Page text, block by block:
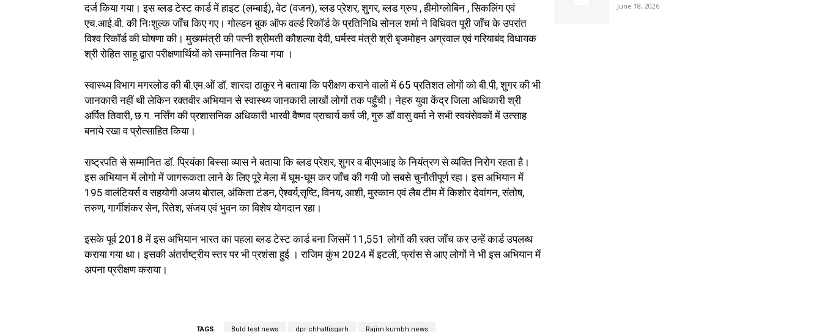
दर्ज किया गया। इस ब्लड टेस्ट कार्ड में हाइट (लम्बाई), वेट (वजन), ब्लड प्रेशर, शुगर, ब्लड ग्रुप , हीमोग्लोबिन , सिकलिंग एवं
एच.आई.वी. की निःशुल्क जाँच किए गए। गोल्डन बुक ऑफ वर्ल्ड रिकॉर्ड के प्रतिनिधि सोनल शर्मा ने विधिवत पूरी जाँच के उपरांत
विश्व रिकॉर्ड की घोषणा की। मुख्यमंत्री की पत्नी श्रीमती कौशल्या देवी, धर्मस्व मंत्री श्री बृजमोहन अग्रवाल एवं गरियाबंद विधायक
श्री रोहित साहू द्वारा परीक्षणार्थियों को सम्मानित किया गया ।
स्वास्थ्य विभाग मगरलोड की बी.एम.ओं डॉ. शारदा ठाकुर ने बताया कि परीक्षण कराने वालों में 65 प्रतिशत लोगों को बी.पी, शुगर की भी
जानकारी नहीं थी लेकिन रक्तवीर अभियान से स्वास्थ्य जानकारी लाखों लोगों तक पहुँची। नेहरु युवा केंद्र जिला अधिकारी श्री
अर्पित तिवारी, छ.ग. नर्सिंग की प्रशासनिक अधिकारी भारवी वैष्णव प्राचार्य कर्ष जी, गुरु डॉ वासु वर्मा ने सभी स्वयंसेवकों में उत्साह
बनाये रखा व प्रोत्साहित किया।
राष्ट्रपति से सम्मानित डॉ. प्रियंका बिस्सा व्यास ने बताया कि ब्लड प्रेशर, शुगर व बीएमआइ के नियंत्रण से व्यक्ति निरोग रहता है।
इस अभियान में लोगो में जागरूकता लाने के लिए पूरे मेला में घूम-घूम कर जाँच की गयी जो सबसे चुनौतीपूर्ण रहा। इस अभियान में
195 वालंटियर्स व सहयोगी अजय बोराल, अंकिता टंडन, ऐश्वर्य,सृष्टि, विनय, आशी, मुस्कान एवं लैब टीम में किशोर देवांगन, संतोष,
तरुण, गार्गीशंकर सेन, रितेश, संजय एवं भुवन का विशेष योगदान रहा।
इसके पूर्व 2018 में इस अभियान भारत का पहला ब्लड टेस्ट कार्ड बना जिसमें 11,551 लोगों की रक्त जाँच कर उन्हें कार्ड उपलब्ध
कराया गया था। इसकी अंतर्राष्ट्रीय स्तर पर भी प्रशंसा हुई । राजिम कुंभ 2024 में इटली, फ्रांस से आए लोगों ने भी इस अभियान में
अपना प्ररीक्षण कराया।
TAGS Buld test news dpr chhattisgarh Rajim kumbh news
June 18, 2026